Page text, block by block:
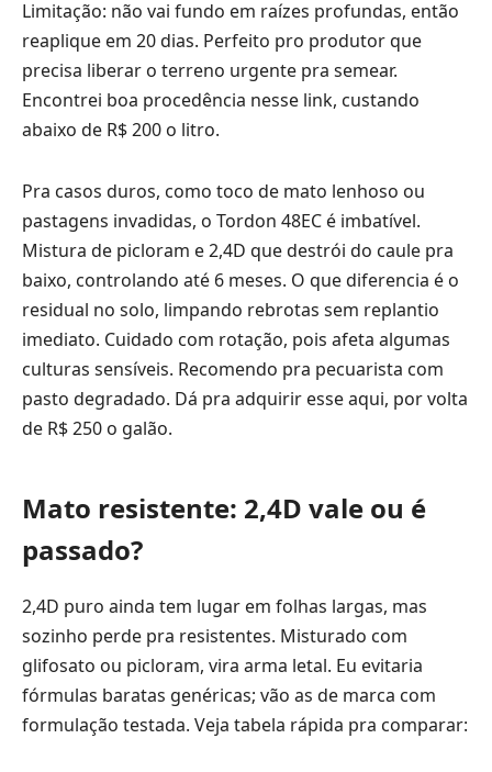
Limitação: não vai fundo em raízes profundas, então
reaplique em 20 dias. Perfeito pro produtor que
precisa liberar o terreno urgente pra semear.
Encontrei boa procedência nesse link, custando
abaixo de R$ 200 o litro.
Pra casos duros, como toco de mato lenhoso ou
pastagens invadidas, o Tordon 48EC é imbatível.
Mistura de picloram e 2,4D que destrói do caule pra
baixo, controlando até 6 meses. O que diferencia é o
residual no solo, limpando rebrotas sem replantio
imediato. Cuidado com rotação, pois afeta algumas
culturas sensíveis. Recomendo pra pecuarista com
pasto degradado. Dá pra adquirir esse aqui, por volta
de R$ 250 o galão.
Mato resistente: 2,4D vale ou é
passado?
2,4D puro ainda tem lugar em folhas largas, mas
sozinho perde pra resistentes. Misturado com
glifosato ou picloram, vira arma letal. Eu evitaria
fórmulas baratas genéricas; vão as de marca com
formulação testada. Veja tabela rápida pra comparar: